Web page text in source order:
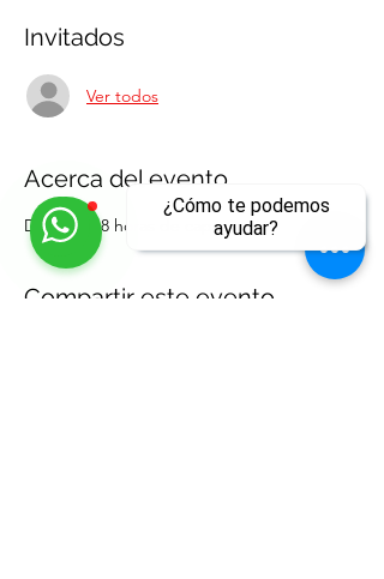
¿Cómo te podemos
ayudar?
Invitados
Ver todos
Acerca del evento
Duración: 8 horas de capacitación
Compartir este evento